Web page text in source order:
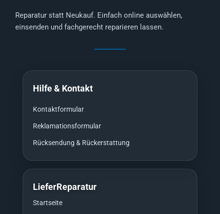
Reparatur statt Neukauf. Einfach online auswählen,
einsenden und fachgerecht reparieren lassen.
Hilfe & Kontakt
Kontaktformular
Reklamationsformular
Rücksendung & Rückerstattung
LieferReparatur
Startseite